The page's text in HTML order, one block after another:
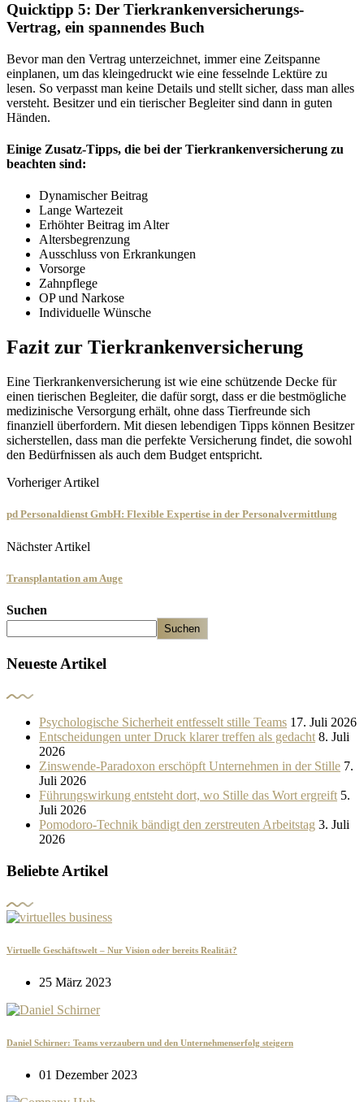
Quicktipp 5: Der Tierkrankenversicherungs-
Vertrag, ein spannendes Buch
Bevor man den Vertrag unterzeichnet, immer eine Zeitspanne
einplanen, um das kleingedruckt wie eine fesselnde Lektüre zu
lesen. So verpasst man keine Details und stellt sicher, dass man alles
versteht. Besitzer und ein tierischer Begleiter sind dann in guten
Händen.
Einige Zusatz-Tipps, die bei der Tierkrankenversicherung zu
beachten sind:
Dynamischer Beitrag
Lange Wartezeit
Erhöhter Beitrag im Alter
Altersbegrenzung
Ausschluss von Erkrankungen
Vorsorge
Zahnpflege
OP und Narkose
Individuelle Wünsche
Fazit zur Tierkrankenversicherung
Eine Tierkrankenversicherung ist wie eine schützende Decke für
einen tierischen Begleiter, die dafür sorgt, dass er die bestmögliche
medizinische Versorgung erhält, ohne dass Tierfreunde sich
finanziell überfordern. Mit diesen lebendigen Tipps können Besitzer
sicherstellen, dass man die perfekte Versicherung findet, die sowohl
den Bedürfnissen als auch dem Budget entspricht.
Vorheriger Artikel
pd Personaldienst GmbH: Flexible Expertise in der Personalvermittlung
Nächster Artikel
Transplantation am Auge
Suchen
Suchen
Neueste Artikel
Psychologische Sicherheit entfesselt stille Teams 17. Juli 2026
Entscheidungen unter Druck klarer treffen als gedacht 8. Juli
2026
Zinswende-Paradoxon erschöpft Unternehmen in der Stille 7.
Juli 2026
Führungswirkung entsteht dort, wo Stille das Wort ergreift 5.
Juli 2026
Pomodoro-Technik bändigt den zerstreuten Arbeitstag 3. Juli
2026
Beliebte Artikel
Virtuelle Geschäftswelt – Nur Vision oder bereits Realität?
25 März 2023
Daniel Schirner: Teams verzaubern und den Unternehmenserfolg steigern
01 Dezember 2023